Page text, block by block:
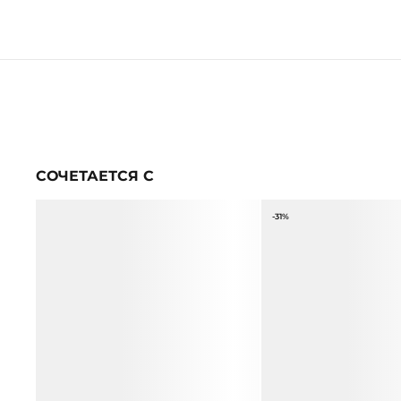
СОЧЕТАЕТСЯ С
-31%